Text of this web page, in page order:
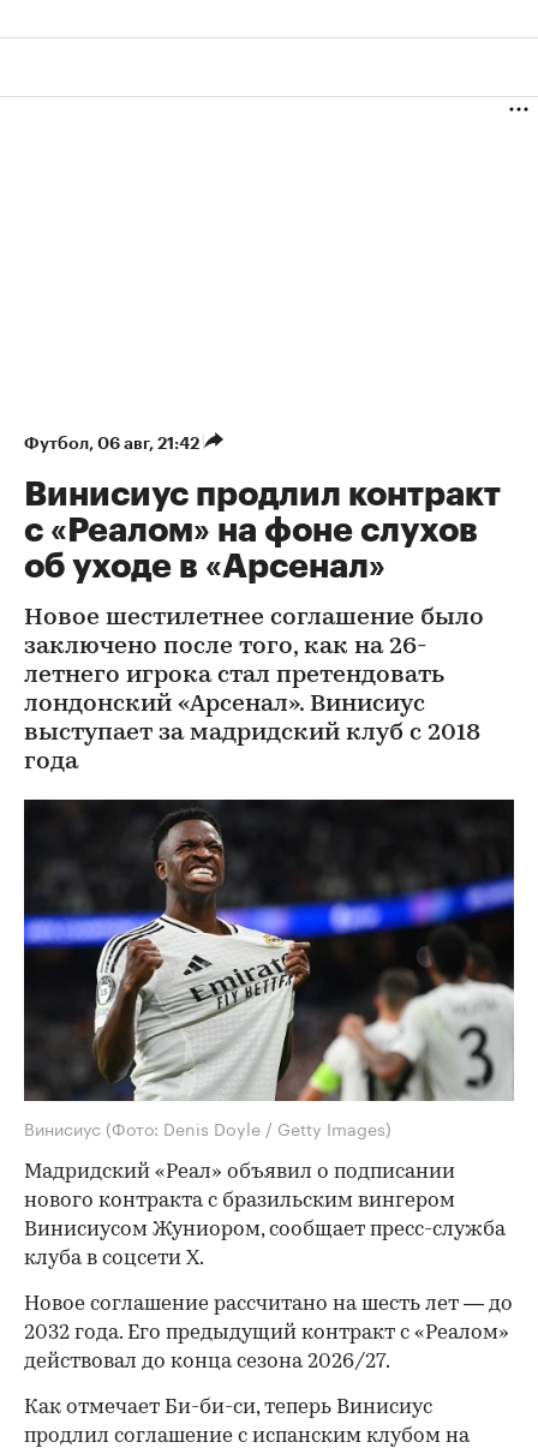
Футбол 06 авг, 21:42
Винисиус продлил контракт
с «Реалом» на фоне слухов
об уходе в «Арсенал»
Новое шестилетнее соглашение было
заключено после того, как на 26-
летнего игрока стал претендовать
лондонский «Арсенал». Винисиус
выступает за мадридский клуб с 2018
года
Винисиус (Фото: Denis Doyle / Getty Images)
Мадридский «Реал» объявил о подписании
нового контракта с бразильским вингером
Винисиусом Жуниором, сообщает пресс-служба
клуба в соцсети X.
Новое соглашение рассчитано на шесть лет — до
2032 года. Его предыдущий контракт с «Реалом»
действовал до конца сезона 2026/27.
Как отмечает Би-би-си, теперь Винисиус
продлил соглашение с испанским клубом на